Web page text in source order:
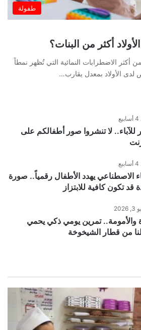
طفولة
أكثر من البنات؟
الاضطرابات النمائية التي تُظهر نمطاً
لدى الأولاد بمعدل يقارب…
للآباء.. لا تنشروا صور أطفالكم على
الاصطناعي يهدد الأطفال رقمياً.. صورة
قد تكون كافية للابتزاز
والأمومة.. تمرين يومي ذكي يحمي
من قطار الشيخوخة